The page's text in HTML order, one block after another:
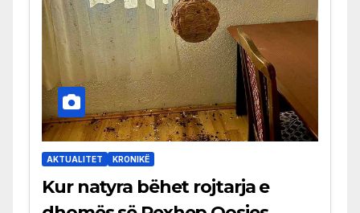
AKTUALITET KRONIKË
Kur natyra bëhet rojtarja e